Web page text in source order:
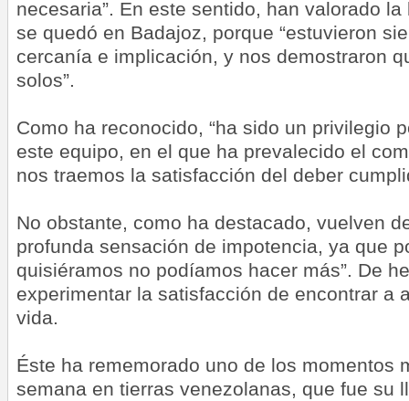
necesaria”. En este sentido, han valorado
se quedó en Badajoz, porque “estuvieron
cercanía e implicación, y nos demostraron
solos”.
Como ha reconocido, “ha sido un privilegio
este equipo, en el que ha prevalecido el
nos traemos la satisfacción del deber
No obstante, como ha destacado, vuelven
profunda sensación de impotencia, ya que
quisiéramos no podíamos hacer más”. De
experimentar la satisfacción de encontrar a
vida.
Éste ha rememorado uno de los momentos
semana en tierras venezolanas, que fue su